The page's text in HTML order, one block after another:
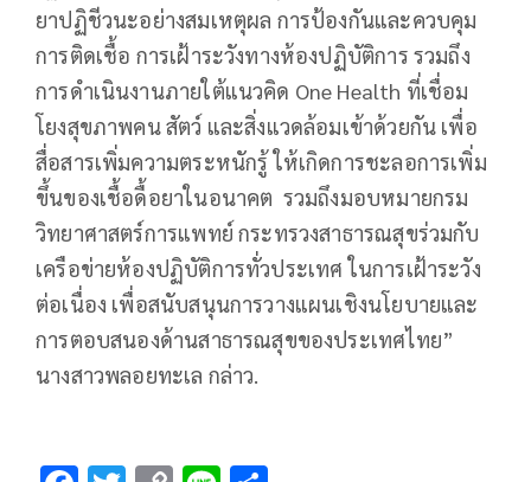
ยาปฏิชีวนะอย่างสมเหตุผล การป้องกันและควบคุม
การติดเชื้อ การเฝ้าระวังทางห้องปฏิบัติการ รวมถึง
การดำเนินงานภายใต้แนวคิด One Health ที่เชื่อม
โยงสุขภาพคน สัตว์ และสิ่งแวดล้อมเข้าด้วยกัน เพื่อ
สื่อสารเพิ่มความตระหนักรู้ ให้เกิดการชะลอการเพิ่ม
ขึ้นของเชื้อดื้อยาในอนาคต รวมถึงมอบหมายกรม
วิทยาศาสตร์การแพทย์ กระทรวงสาธารณสุขร่วมกับ
เครือข่ายห้องปฏิบัติการทั่วประเทศ ในการเฝ้าระวัง
ต่อเนื่อง เพื่อสนับสนุนการวางแผนเชิงนโยบายและ
การตอบสนองด้านสาธารณสุขของประเทศไทย”
นางสาวพลอยทะเล กล่าว.